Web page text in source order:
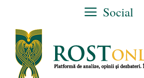
conținut
Social